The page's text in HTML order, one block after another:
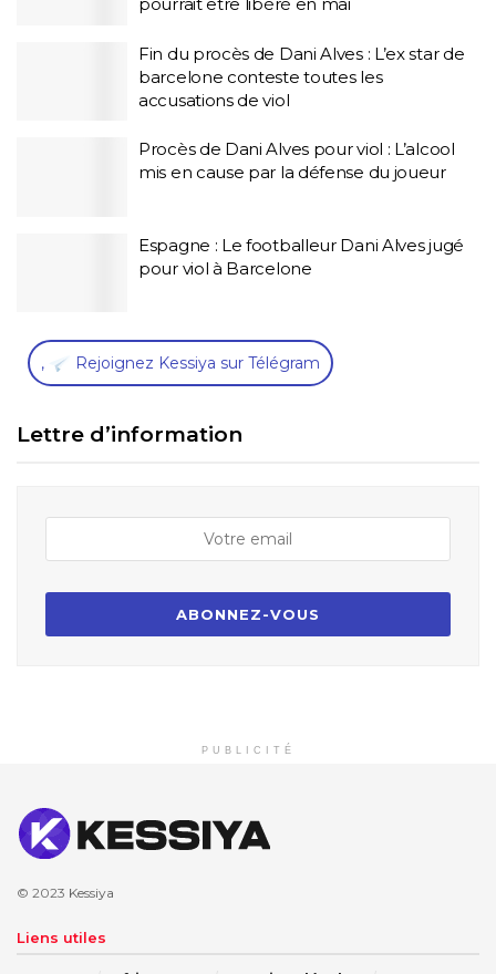
Fin du procès de Dani Alves : L’ex star de
barcelone conteste toutes les
accusations de viol
Procès de Dani Alves pour viol : L’alcool
mis en cause par la défense du joueur
Espagne : Le footballeur Dani Alves jugé
pour viol à Barcelone
, Rejoignez Kessiya sur Télégram
Lettre d’information
PUBLICITÉ
© 2023 Kessiya
Liens utiles